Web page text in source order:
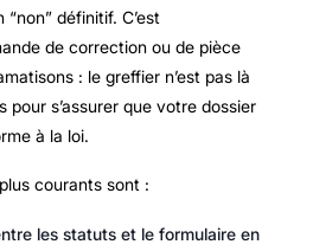
“non” définitif. C’est
de correction ou de pièce
: le greffier n’est pas là
pour s’assurer que votre dossier
à la loi.
courants sont :
les statuts et le formulaire en